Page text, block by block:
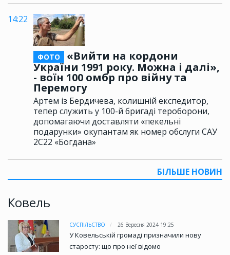
14:22
ФОТО
«Вийти на кордони
України 1991 року. Можна і далі»,
- воїн 100 омбр про війну та
Перемогу
Артем із Бердичева, колишній експедитор,
тепер служить у 100-й бригаді тероборони,
допомагаючи доставляти «пекельні
подарунки» окупантам як номер обслуги САУ
2С22 «Богдана»
БІЛЬШЕ НОВИН
Ковель
СУСПІЛЬСТВО 26 Вересня 2024 19:25
У Ковельській громаді призначили нову
старосту: що про неї відомо